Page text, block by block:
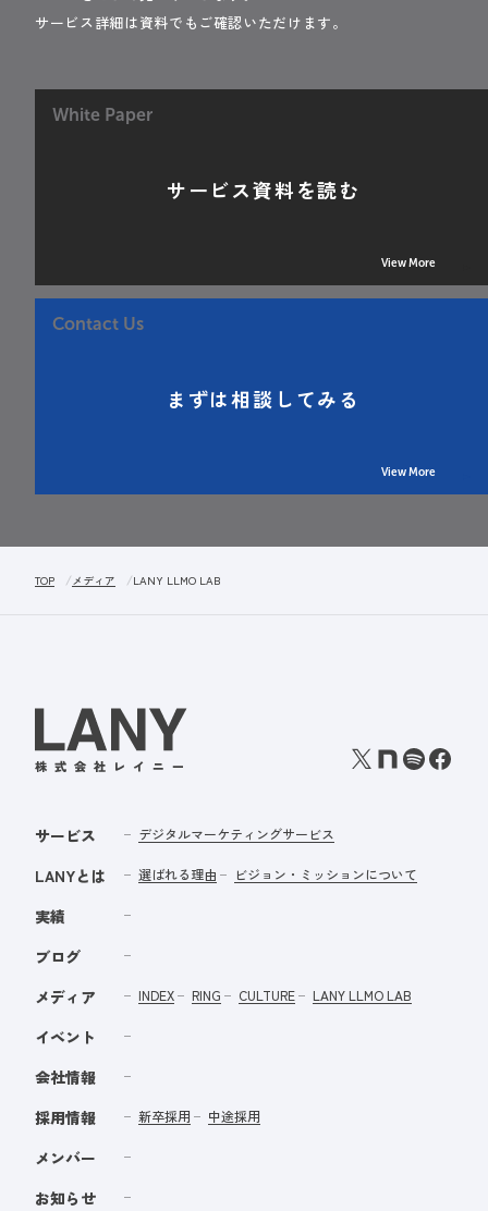
サービス詳細は資料でもご確認いただけます。
White Paper
サービス資料を読む
View More
Contact Us
まずは相談してみる
View More
TOP メディア LANY LLMO LAB
サービス デジタルマーケティングサービス
LANYとは 選ばれる理由 ビジョン・ミッションについて
実績
ブログ
メディア
INDEX RING CULTURE LANY LLMO LAB
イベント
会社情報
採用情報
新卒採用 中途採用
メンバー
お知らせ